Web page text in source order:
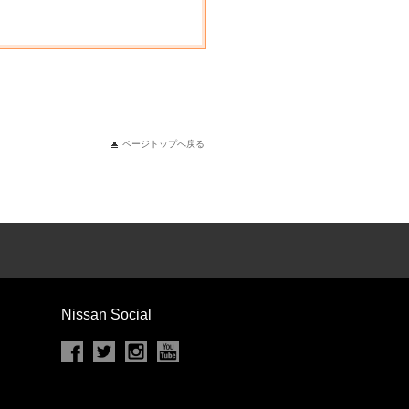
ページトップへ戻る
Nissan Social